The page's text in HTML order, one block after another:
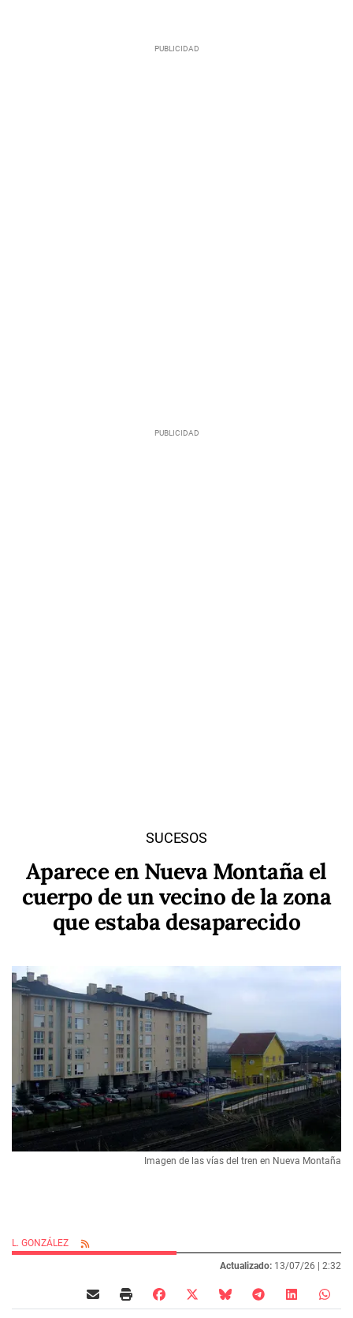
SUCESOS
Aparece en Nueva Montaña el
cuerpo de un vecino de la zona
que estaba desaparecido
Imagen de las vías del tren en Nueva Montaña
L. GONZÁLEZ
Actualizado: 13/07/26 | 2:32